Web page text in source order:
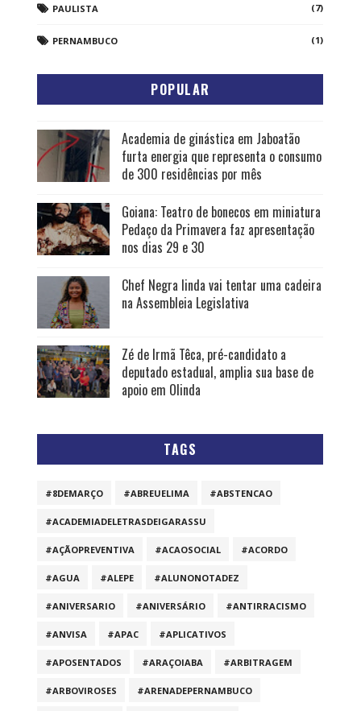
PAULISTA (7)
PERNAMBUCO (1)
POPULAR
Academia de ginástica em Jaboatão
furta energia que representa o consumo
de 300 residências por mês
Goiana: Teatro de bonecos em miniatura
Pedaço da Primavera faz apresentação
nos dias 29 e 30
Chef Negra linda vai tentar uma cadeira
na Assembleia Legislativa
Zé de Irmã Têca, pré-candidato a
deputado estadual, amplia sua base de
apoio em Olinda
TAGS
#8DEMARÇO #ABREUELIMA #ABSTENCAO
#ACADEMIADELETRASDEIGARASSU
#AÇÃOPREVENTIVA #ACAOSOCIAL #ACORDO
#AGUA #ALEPE #ALUNONOTADEZ
#ANIVERSARIO #ANIVERSÁRIO #ANTIRRACISMO
#ANVISA #APAC #APLICATIVOS
#APOSENTADOS #ARAÇOIABA #ARBITRAGEM
#ARBOVIROSES #ARENADEPERNAMBUCO